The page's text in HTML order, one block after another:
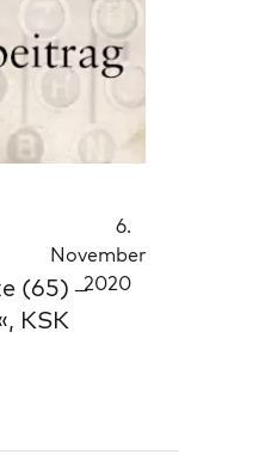
6.
November
2020
(65) –
KSK